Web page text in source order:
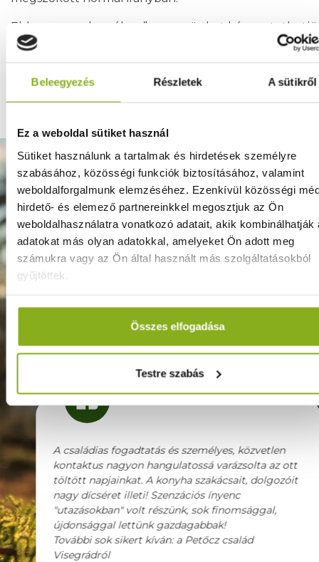
Beleegyezés Részletek A sütikről
Ez a weboldal sütiket használ
Sütiket használunk a tartalmak és hirdetések személyre
szabásához, közösségi funkciók biztosításához, valamint
weboldalforgalmunk elemzéséhez. Ezenkívül közösségi
hirdető- és elemező partnereinkkel megosztjuk az Ön
weboldalhasználatra vonatkozó adatait, akik kombinálhatják
adatokat más olyan adatokkal, amelyeket Ön adott meg
számukra vagy az Ön által használt más szolgáltatásokból
gyűjtöttek.
Összes elfogadása
Testre szabás
Ebben a „medencében” a szemünket
érzékenyebbé tehetjük látásunkat az erdő csodáira.
Vissza az erdei medencékhez
VISSZAJELZÉSEK
és
kicsit
voltak.
ezért
A családias fogadtatás és személyes, közvetlen
kontaktus nagyon hangulatossá varázsolta az ott
töltött napjainkat. A konyha szakácsait, dolgozóit
nagy dícséret illeti! Szenzációs ínyenc
"utazásokban" volt részünk, sok finomsággal,
újdonsággal lettünk gazdagabbak!
További sok sikert kíván: a Petőcz család
Visegrádról